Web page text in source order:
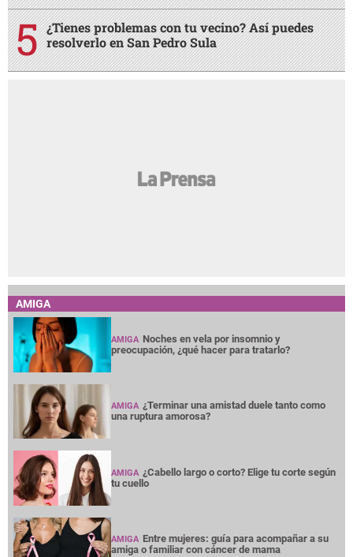
¿Tienes problemas con tu vecino? Así puedes
resolverlo en San Pedro Sula
AMIGA
AMIGA Noches en vela por insomnio y
preocupación, ¿qué hacer para tratarlo?
AMIGA ¿Terminar una amistad duele tanto como
una ruptura amorosa?
AMIGA ¿Cabello largo o corto? Elige tu corte según
tu cuello
AMIGA Entre mujeres: guía para acompañar a su
amiga o familiar con cáncer de mama